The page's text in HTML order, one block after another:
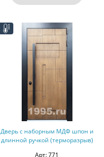
Дверь с наборным МДФ шпон и
длинной ручкой (терморазрыв)
Арт: 771